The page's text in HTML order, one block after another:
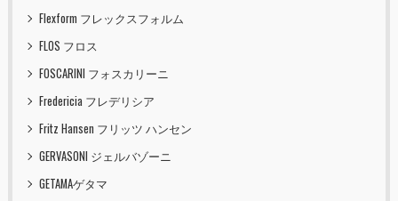
Flexform フレックスフォルム
FLOS フロス
FOSCARINI フォスカリーニ
Fredericia フレデリシア
Fritz Hansen フリッツ ハンセン
GERVASONI ジェルバゾーニ
GETAMAゲタマ